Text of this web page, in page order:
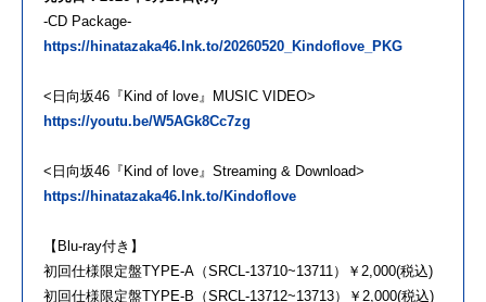
-CD Package-
https://hinatazaka46.lnk.to/20260520_Kindoflove_PKG
<日向坂46『Kind of love』MUSIC VIDEO>
https://youtu.be/W5AGk8Cc7zg
<日向坂46『Kind of love』Streaming & Download>
https://hinatazaka46.lnk.to/Kindoflove
【Blu-ray付き】
初回仕様限定盤TYPE-A（SRCL-13710~13711）￥2,000(税込)
初回仕様限定盤TYPE-B（SRCL-13712~13713）￥2,000(税込)